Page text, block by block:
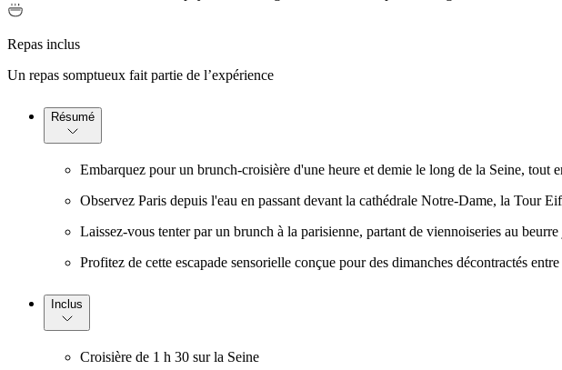
Repas inclus
Un repas somptueux fait partie de l’expérience
Résumé
Embarquez pour un brunch-croisière d'une heure et demie le long de la Seine, tout
Observez Paris depuis l'eau en passant devant la cathédrale Notre-Dame, la Tour
Laissez-vous tenter par un brunch à la parisienne, partant de viennoiseries au
Profitez de cette escapade sensorielle conçue pour des dimanches décontractés
Inclus
Croisière de 1 h 30 sur la Seine